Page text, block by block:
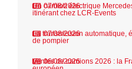
07/08/2026
Un camion électrique
itinérant chez LCR-Events
07/08/2026
La transmission automatique,
de pompier
06/08/2026
Ventes de camions 2026 : la